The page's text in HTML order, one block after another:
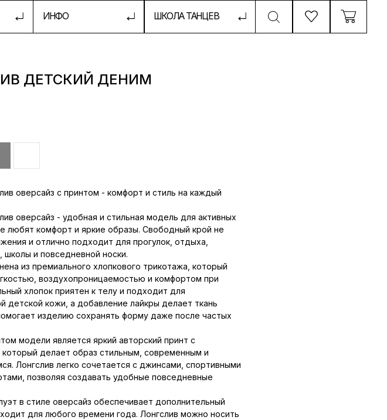
ИНФО ШКОЛА ТАНЦЕВ
ДЕТСКИЙ ДЕНИМ
оверсайз с принтом - комфорт и стиль на каждый
оверсайз - удобная и стильная модель для активных
любят комфорт и яркие образы. Свободный крой не
и отлично подходит для прогулок, отдыха,
школы и повседневной носки.
из премиального хлопкового трикотажа, который
воздухопроницаемостью и комфортом при
хлопок приятен к телу и подходит для
детской кожи, а добавление лайкры делает ткань
изделию сохранять форму даже после частых
модели является яркий авторский принт с
делает образ стильным, современным и
Лонгслив легко сочетается с джинсами, спортивными
позволяя создавать удобные повседневные
в стиле оверсайз обеспечивает дополнительный
для любого времени года. Лонгслив можно носить